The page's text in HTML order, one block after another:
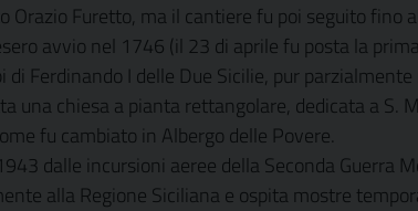
Orazio Furetto, ma il cantiere fu poi seguito
avvio nel 1746 (il 23 di aprile fu posta la
Ferdinando I delle Due Sicilie, pur
una chiesa a pianta rettangolare, dedicata a S.
fu cambiato in Albergo delle Povere.
dalle incursioni aeree della Seconda
alla Regione Siciliana e ospita mostre